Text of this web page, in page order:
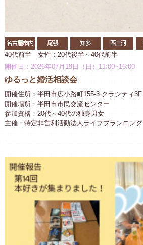
名古屋市内 尾張 知多 西三河
40代前半 女性：20代後半～40代前半
開催日：2026年07月19日（日）11:00~16:00
ゆるっと婚活相談会
開催住所：半田市広小路町155-3 クラシティ3F
開催場所：半田市市民交流センター
参加資格：20代～40代の独身男女
主催：特定非営利活動法人ライフプランニング